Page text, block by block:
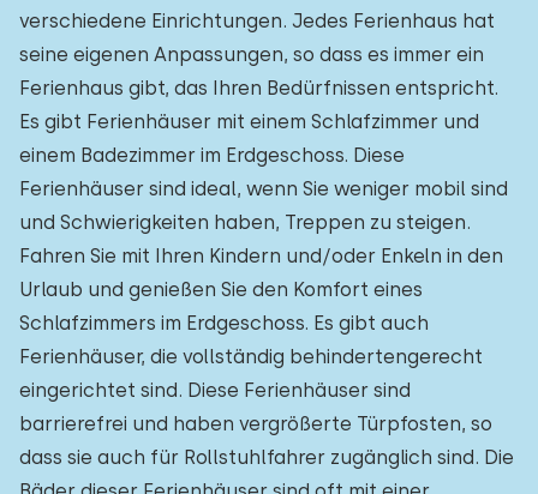
verschiedene Einrichtungen. Jedes Ferienhaus hat
seine eigenen Anpassungen, so dass es immer ein
Ferienhaus gibt, das Ihren Bedürfnissen entspricht.
Es gibt Ferienhäuser mit einem Schlafzimmer und
einem Badezimmer im Erdgeschoss. Diese
Ferienhäuser sind ideal, wenn Sie weniger mobil sind
und Schwierigkeiten haben, Treppen zu steigen.
Fahren Sie mit Ihren Kindern und/oder Enkeln in den
Urlaub und genießen Sie den Komfort eines
Schlafzimmers im Erdgeschoss. Es gibt auch
Ferienhäuser, die vollständig behindertengerecht
eingerichtet sind. Diese Ferienhäuser sind
barrierefrei und haben vergrößerte Türpfosten, so
dass sie auch für Rollstuhlfahrer zugänglich sind. Die